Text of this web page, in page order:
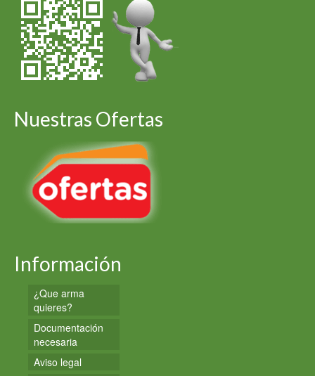
Nuestras Ofertas
Información
¿Que arma
quieres?
Documentación
necesaria
Aviso legal